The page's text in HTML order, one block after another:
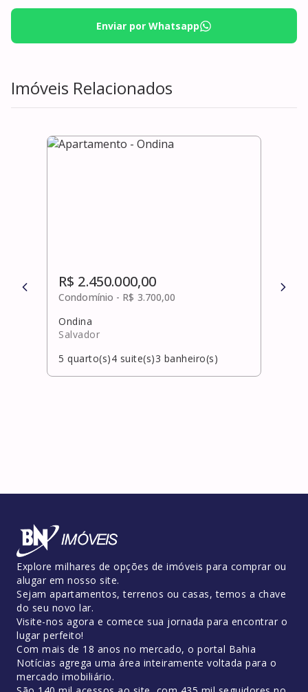
Enviar por Whatsapp
Imóveis Relacionados
R$ 2.450.000,00
Condomínio - R$ 3.700,00
Ondina
Salvador
5 quarto(s)4 suite(s)3 banheiro(s)
R$
Explore milhares de opções de imóveis para comprar ou
alugar em nosso site.
Sejam apartamentos, terrenos ou casas, temos a chave
do seu novo lar.
Visite-nos agora e comece sua jornada para encontrar o
lugar perfeito!
Com mais de 18 anos no mercado, o portal Bahia
Notícias agrega uma área inteiramente voltada para o
mercado imobiliário.